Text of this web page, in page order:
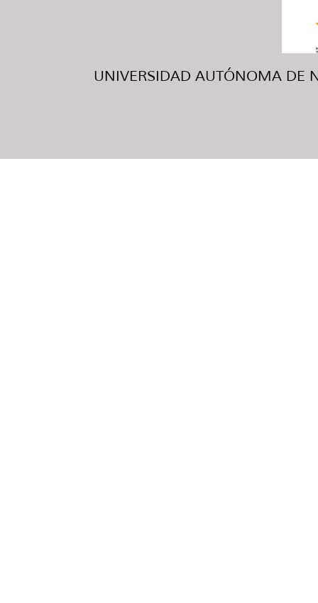
UNIVERSIDAD AUTÓNOMA DE